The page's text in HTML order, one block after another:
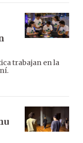
trabajan en la